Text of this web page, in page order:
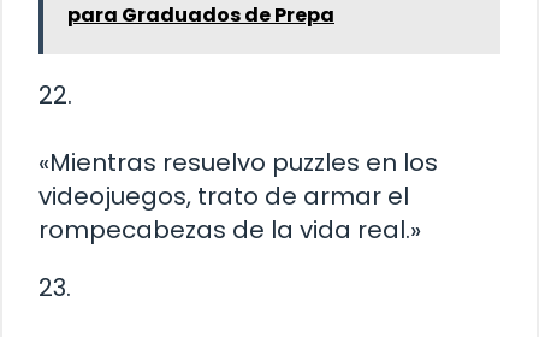
para Graduados de Prepa
22.
«Mientras resuelvo puzzles en los
videojuegos, trato de armar el
rompecabezas de la vida real.»
23.